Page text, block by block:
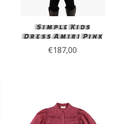
Simple Kids
Dress Amiri Pink
€187,00